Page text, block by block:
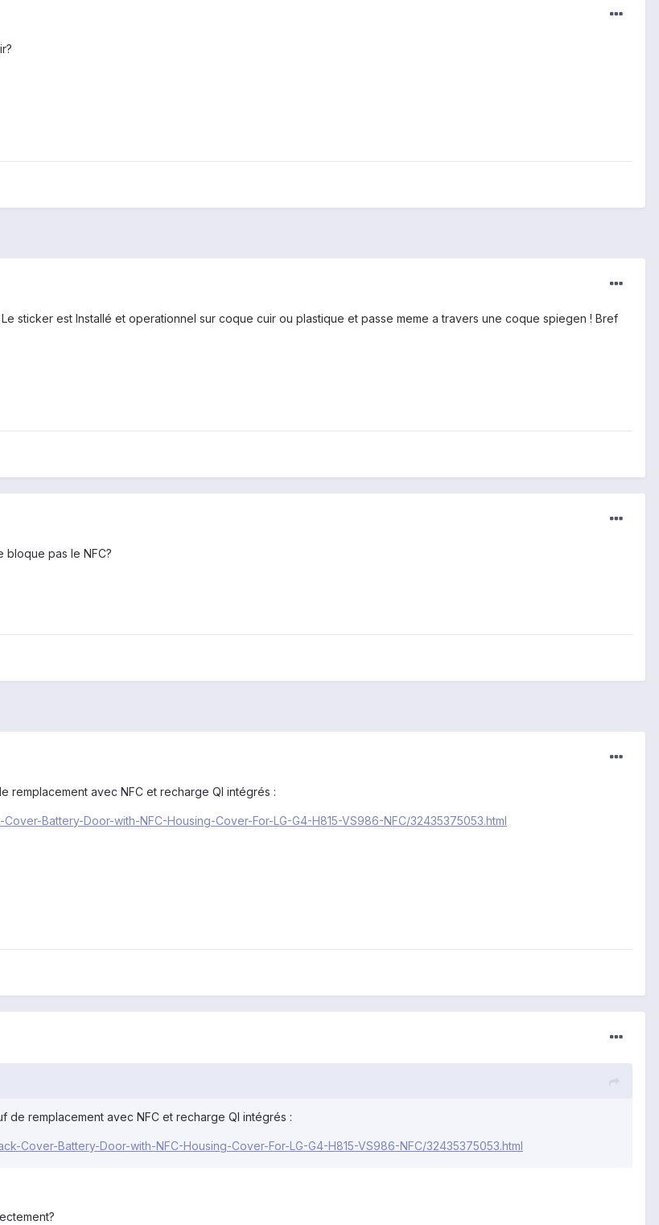
sticker est Installé et operationnel sur coque cuir ou plastique et passe meme a travers une coque spiegen ! Bref
bloque pas le NFC?
remplacement avec NFC et recharge QI intégrés :
Battery-Door-with-NFC-Housing-Cover-For-LG-G4-H815-VS986-NFC/32435375053.html
de remplacement avec NFC et recharge QI intégrés :
Cover-Battery-Door-with-NFC-Housing-Cover-For-LG-G4-H815-VS986-NFC/32435375053.html